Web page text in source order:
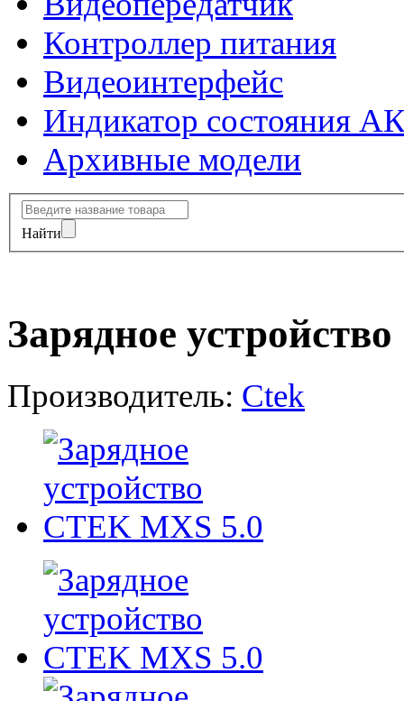
Контроллер питания
Видеоинтерфейс
Индикатор состояния
Архивные модели
Найти
Зарядное
Производитель: Ctek